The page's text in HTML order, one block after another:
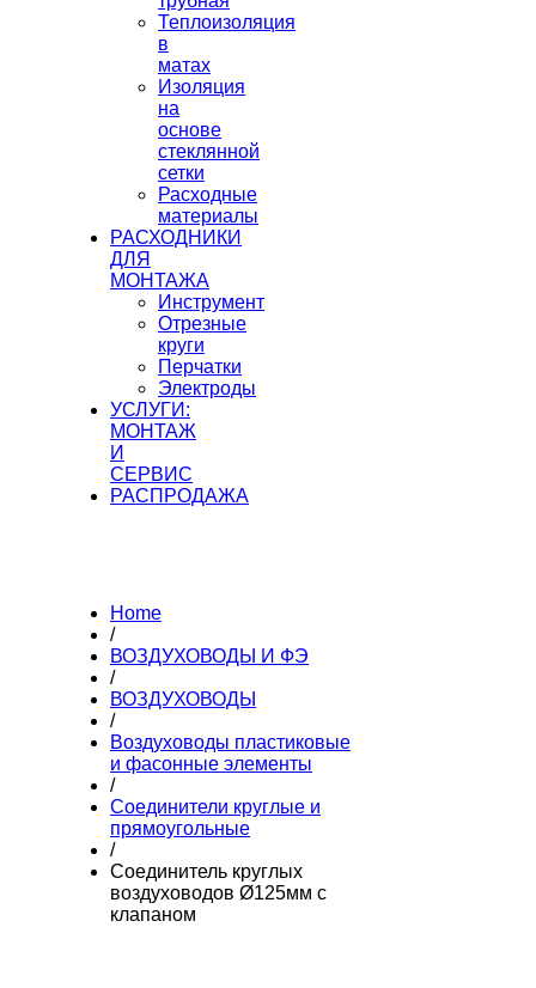
Теплоизоляция
в
матах
Изоляция
на
основе
стеклянной
сетки
Расходные
материалы
РАСХОДНИКИ
ДЛЯ
МОНТАЖА
Инструмент
Отрезные
круги
Перчатки
Электроды
УСЛУГИ:
МОНТАЖ
И
СЕРВИС
РАСПРОДАЖА
Home
/
ВОЗДУХОВОДЫ И ФЭ
/
ВОЗДУХОВОДЫ
/
Воздуховоды пластиковые
и фасонные элементы
/
Соединители круглые и
прямоугольные
/
Cоединитель круглых
воздуховодов Ø125мм с
клапаном